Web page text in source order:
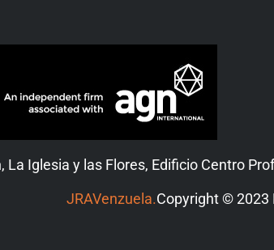
Iglesia y las Flores, Edificio Centro
JRAVenzuela.Copyright © 2023